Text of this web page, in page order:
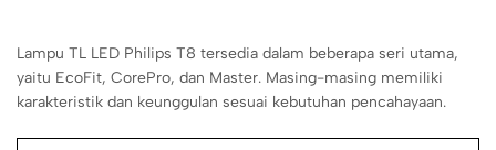
Lampu TL LED Philips T8 tersedia dalam beberapa seri utama,
yaitu EcoFit, CorePro, dan Master. Masing-masing memiliki
karakteristik dan keunggulan sesuai kebutuhan pencahayaan.